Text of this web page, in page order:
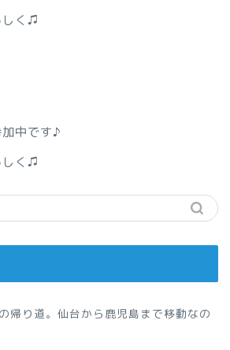
しく♫
中です♪
しく♫
帰り道。仙台から鹿児島まで移動なの